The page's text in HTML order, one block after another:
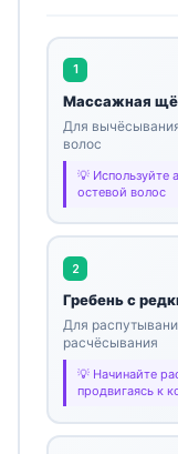
1
Массажная
Для
волос
Используйте
остевой волос
2
Гребень с
Для
расчёсывания
Начинайте
продвигаясь к